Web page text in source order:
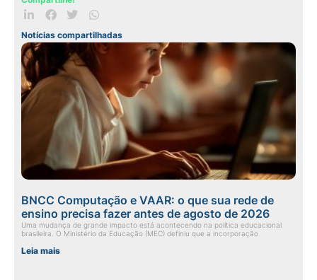
Notícias compartilhadas
BNCC Computação e VAAR: o que sua rede de
ensino precisa fazer antes de agosto de 2026
Uma mudança de grande impacto está acontecendo na política educacional
brasileira. O Ministério da Educação (MEC) definiu que a incorporação
Leia mais